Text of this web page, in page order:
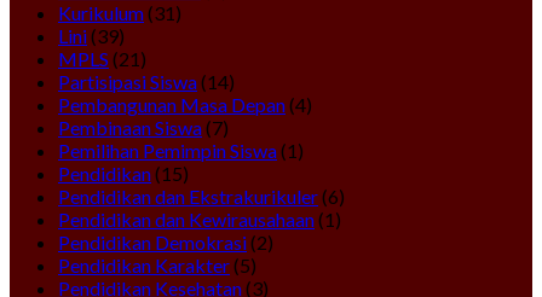
Kurikulum(31)
Lini(39)
MPLS (21)
Partisipasi Siswa(14)
Pembangunan Masa Depan(4)
Pembinaan Siswa(7)
Pemilihan Pemimpin Siswa(1)
Pendidikan(15)
Pendidikan dan Ekstrakurikuler(6)
Pendidikan dan Kewirausahaan(1)
Pendidikan Demokrasi(2)
Pendidikan Karakter(5)
Pendidikan Kesehatan(3)